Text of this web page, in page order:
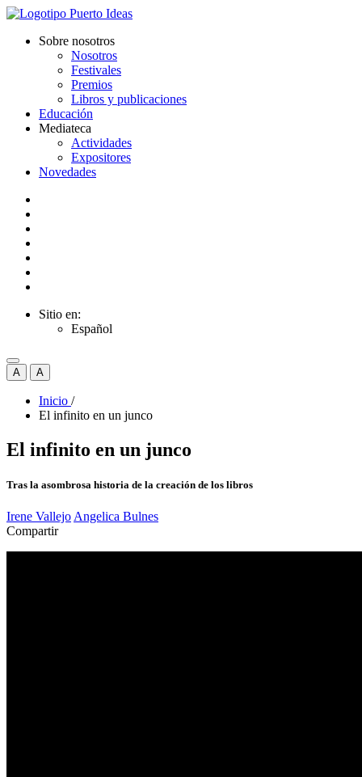
Sobre nosotros
Nosotros
Festivales
Premios
Libros y publicaciones
Educación
Mediateca
Actividades
Expositores
Novedades
Sitio en:
Español
A A
Inicio /
El infinito en un junco
El infinito en un junco
Tras la asombrosa historia de la creación de los libros
Irene Vallejo Angelica Bulnes
Compartir